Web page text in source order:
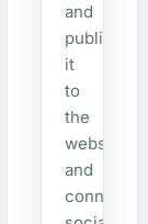
and
publishes
it
to
the
website
and
connected